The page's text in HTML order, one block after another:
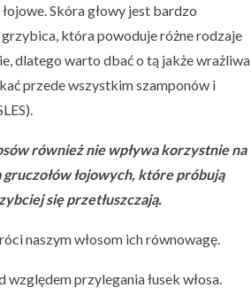
Skóra głowy jest bardzo
która powoduje różne rodzaje
dlatego warto dbać o tą jakże wrażliwa
przede wszystkim szamponów i
również nie wpływa korzystnie na
łojowych, które próbują
się przetłuszczają.
naszym włosom ich równowagę.
przylegania łusek włosa.